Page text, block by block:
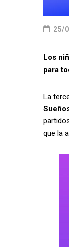
25/
Los
para
La
que la